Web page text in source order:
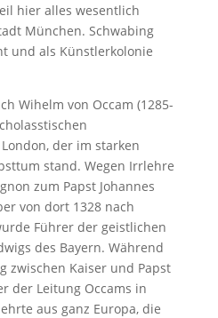
hier alles wesentlich
München. Schwabing
und als Künstlerkolonie
Wihelm von Occam (1285-
der im starken
stand. Wegen Irrlehre
zum Papst Johannes
von dort 1328 nach
Führer der geistlichen
des Bayern. Während
zwischen Kaiser und Papst
der Leitung Occams in
aus ganz Europa, die